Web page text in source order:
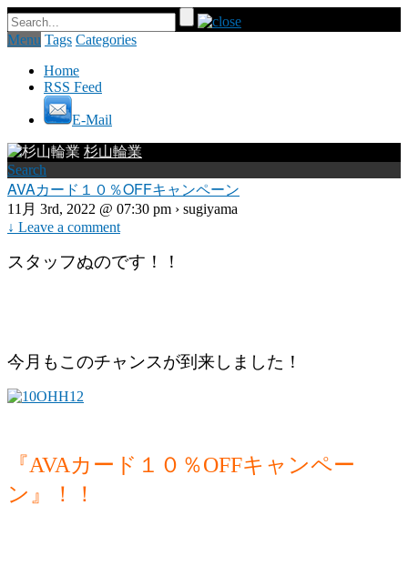
Menu Tags Categories
Home
RSS Feed
E-Mail
杉山輪業
Search
AVAカード１０％OFFキャンペーン
11月 3rd, 2022 @ 07:30 pm › sugiyama
↓ Leave a comment
スタッフぬのです！！
今月もこのチャンスが到来しました！
『AVAカード１０％OFFキャンペー
ン』！！